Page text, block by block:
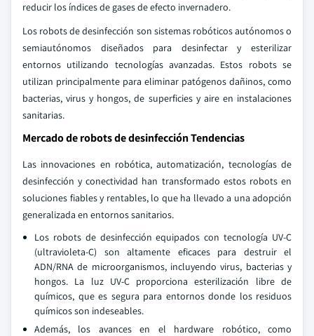
reducir los índices de gases de efecto invernadero.
Los robots de desinfección son sistemas robóticos autónomos o
semiautónomos diseñados para desinfectar y esterilizar
entornos utilizando tecnologías avanzadas. Estos robots se
utilizan principalmente para eliminar patógenos dañinos, como
bacterias, virus y hongos, de superficies y aire en instalaciones
sanitarias.
Mercado de robots de desinfección Tendencias
Las innovaciones en robótica, automatización, tecnologías de
desinfección y conectividad han transformado estos robots en
soluciones fiables y rentables, lo que ha llevado a una adopción
generalizada en entornos sanitarios.
Los robots de desinfección equipados con tecnología UV-C
(ultravioleta-C) son altamente eficaces para destruir el
ADN/RNA de microorganismos, incluyendo virus, bacterias y
hongos. La luz UV-C proporciona esterilización libre de
químicos, que es segura para entornos donde los residuos
químicos son indeseables.
Además, los avances en el hardware robótico, como